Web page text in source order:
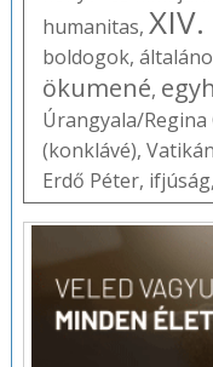
humanitas,
boldogok,
ökumené,
Úrangyala/Regina
(konklávé), Vatikán
Erdő Péter, ifjúság,